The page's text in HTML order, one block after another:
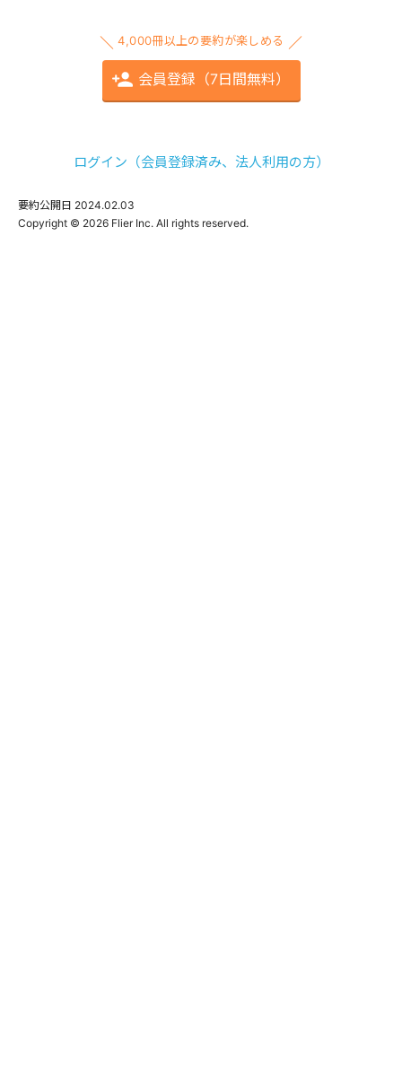
4,000冊以上の要約が楽しめる
会員登録（7日間無料）
ログイン（会員登録済み、法人利用の方）
要約公開日 2024.02.03